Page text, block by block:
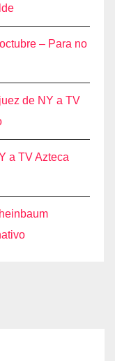
– Para no
de NY a TV
a TV Azteca